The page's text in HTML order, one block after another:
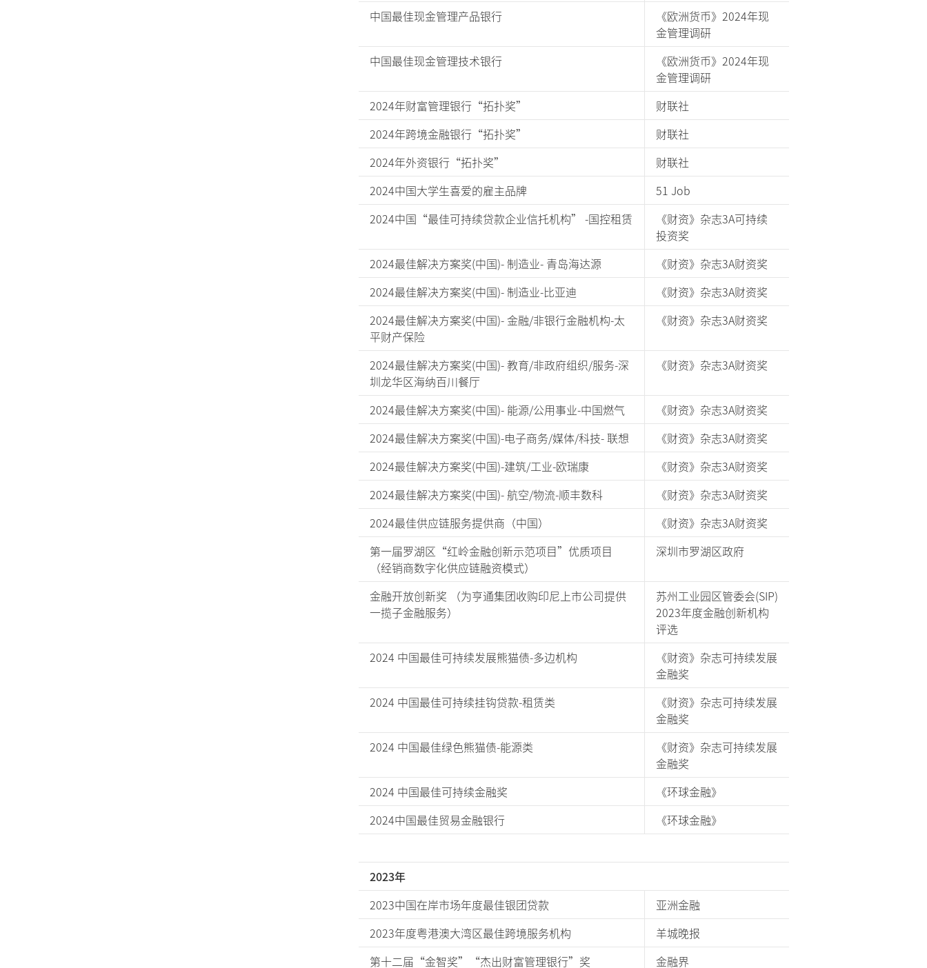
中国最佳现金管理产品银行
《欧洲货币》2024年现
金管理调研
中国最佳现金管理技术银行
《欧洲货币》2024年现
金管理调研
2024年财富管理银行“拓扑奖”
财联社
2024年跨境金融银行“拓扑奖”
财联社
2024年外资银行“拓扑奖”
财联社
2024中国大学生喜爱的雇主品牌
51 Job
2024中国“最佳可持续贷款企业信托机构” -国控租赁
《财资》杂志3A可持续
投资奖
2024最佳解决方案奖(中国)- 制造业- 青岛海达源
《财资》杂志3A财资奖
2024最佳解决方案奖(中国)- 制造业-比亚迪
《财资》杂志3A财资奖
2024最佳解决方案奖(中国)- 金融/非银行金融机构-太
平财产保险
《财资》杂志3A财资奖
2024最佳解决方案奖(中国)- 教育/非政府组织/服务-深
圳龙华区海纳百川餐厅
《财资》杂志3A财资奖
2024最佳解决方案奖(中国)- 能源/公用事业-中国燃气
《财资》杂志3A财资奖
2024最佳解决方案奖(中国)-电子商务/媒体/科技- 联想
《财资》杂志3A财资奖
2024最佳解决方案奖(中国)-建筑/工业-欧瑞康
《财资》杂志3A财资奖
2024最佳解决方案奖(中国)- 航空/物流-顺丰数科
《财资》杂志3A财资奖
2024最佳供应链服务提供商（中国）
《财资》杂志3A财资奖
第一届罗湖区“红岭金融创新示范项目”优质项目
（经销商数字化供应链融资模式）
深圳市罗湖区政府
金融开放创新奖 （为亨通集团收购印尼上市公司提供
一揽子金融服务）
苏州工业园区管委会(SIP)
2023年度金融创新机构
评选
2024 中国最佳可持续发展熊猫债-多边机构
《财资》杂志可持续发展
金融奖
2024 中国最佳可持续挂钩贷款-租赁类
《财资》杂志可持续发展
金融奖
2024 中国最佳绿色熊猫债-能源类
《财资》杂志可持续发展
金融奖
2024 中国最佳可持续金融奖
《环球金融》
2024中国最佳贸易金融银行
《环球金融》
2023年
2023中国在岸市场年度最佳银团贷款
亚洲金融
2023年度粤港澳大湾区最佳跨境服务机构
羊城晚报
第十二届“金智奖”“杰出财富管理银行”奖
金融界